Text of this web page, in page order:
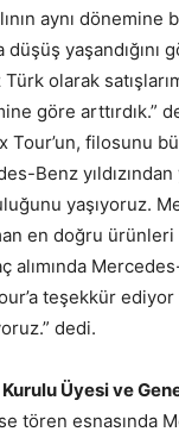
aynı dönemine
düşüş yaşandığını
olarak
göre arttırdık.”
Tour’un, filosunu
Benz yıldızından
yaşıyoruz.
en doğru
alımında
teşekkür ediyor
dedi.
Üyesi ve
tören esnasında